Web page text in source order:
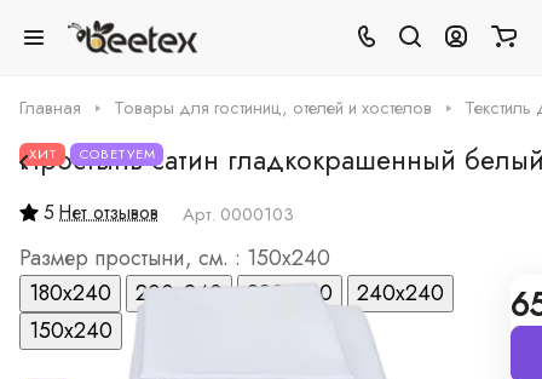
Главная Товары для гостиниц, отелей и хостелов Текстиль
ХИТ СОВЕТУЕМ
Простынь сатин гладкокрашенный
5 Нет отзывов Арт. 0000103
Размер простыни, см. : 150х240
180х240
200х240 220х240
240х240
150х240